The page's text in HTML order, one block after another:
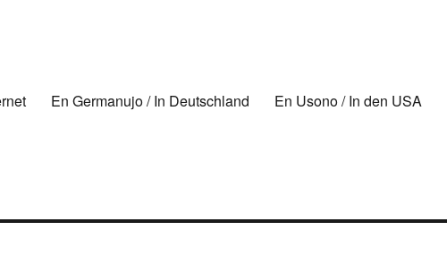
En Germanujo / In Deutschland En Usono / In den USA